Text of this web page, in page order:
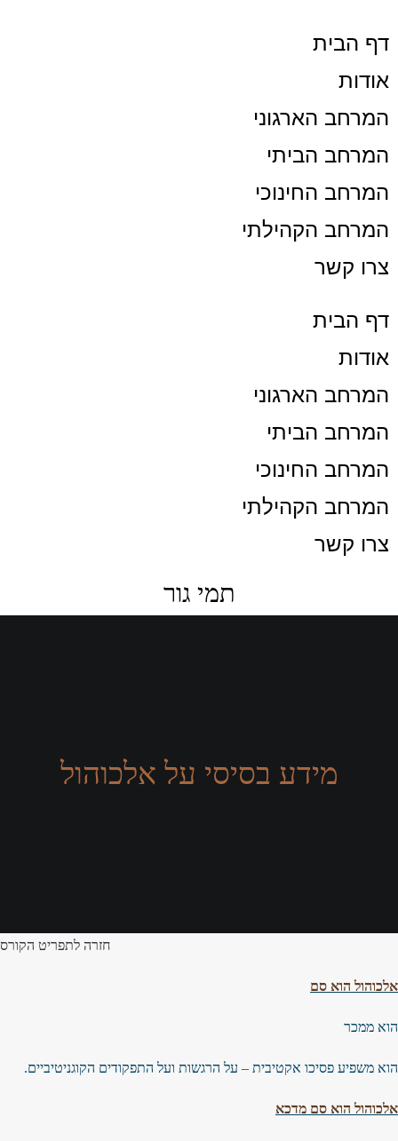
דף הבית
אודות
המרחב הארגוני
המרחב הביתי
המרחב החינוכי
המרחב הקהילתי
צרו קשר
דף הבית
אודות
המרחב הארגוני
המרחב הביתי
המרחב החינוכי
המרחב הקהילתי
צרו קשר
תמי גור
מידע בסיסי על אלכוהול
חזרה לתפריט הקורס
אלכוהול הוא סם
הוא ממכר
הוא משפיע פסיכו אקטיבית – על הרגשות ועל התפקודים הקוגניטיביים.
אלכוהול הוא סם מדכא